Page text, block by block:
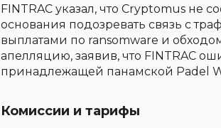
FINTRAC указал, что Cryptomus не
основания подозревать связь с
выплатами по ransomware и
апелляцию, заявив, что FINTRAC
принадлежащей панамской Padel
Комиссии и тарифы